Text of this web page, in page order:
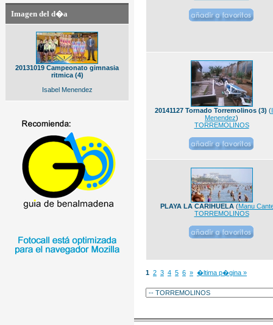
Imagen del d�a
20131019 Campeonato gimnasia
ritmica (4)
Isabel Menendez
20141127 Tornado Torremolinos (3) (
Menendez)
TORREMOLINOS
PLAYA LA CARIHUELA (Manu
TORREMOLINOS
1 2 3 4 5 6 » �ltima p�gina »